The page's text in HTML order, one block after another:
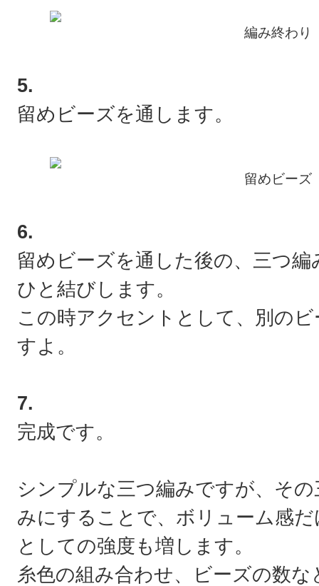
編み終わり
5.
留めビーズを通します。
留めビーズ
6.
留めビーズを通した後の、三つ
ひと結びします。
この時アクセントとして、別の
すよ。
7.
完成です。
シンプルな三つ編みですが、そ
みにすることで、ボリューム感
としての強度も増します。
糸色の組み合わせ、ビーズの数